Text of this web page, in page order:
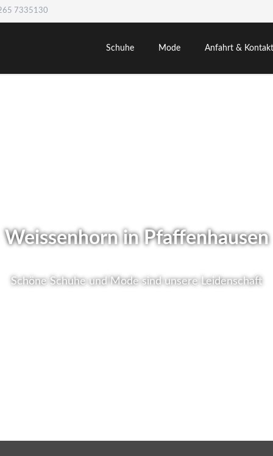
7335130
Schuhe Mode Anfahrt & Kontakt
Weissenhorn in Pfaffenhausen
Schöne Schuhe und Mode sind unsere Leidenschaft